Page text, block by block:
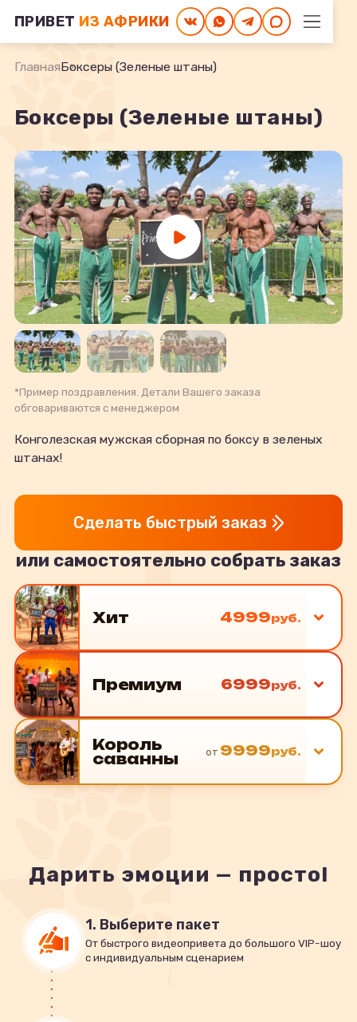
ПРИВЕТ ИЗ АФРИКИ
ГлавнаяБоксеры (Зеленые штаны)
Боксеры (Зеленые штаны)
*Пример поздравления. Детали Вашего заказа
обговариваются с менеджером
Конголезская мужская сборная по боксу в зеленых
штанах!
Сделать быстрый заказ
или самостоятельно собрать заказ
Хит 4999руб.
Премиум 6999руб.
Король
саванны
от 9999руб.
Дарить эмоции — просто!
1. Выберите пакет
От быстрого видеопривета до большого VIP-шоу
с индивидуальным сценарием